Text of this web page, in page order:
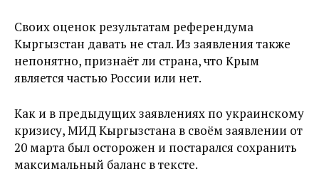
Своих оценок результатам референдума
Кыргызстан давать не стал. Из заявления также
непонятно, признаёт ли страна, что Крым
является частью России или нет.
Как и в предыдущих заявлениях по украинскому
кризису, МИД Кыргызстана в своём заявлении от
20 марта был осторожен и постарался сохранить
максимальный баланс в тексте.